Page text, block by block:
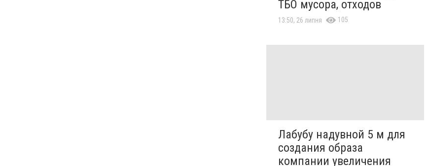
ТБО мусора, отходов
13:50, 26 липня 105
Лабубу надувной 5 м для
создания образа
компании увеличения